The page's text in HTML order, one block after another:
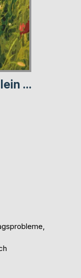
...